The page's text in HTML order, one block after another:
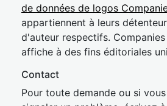
de données de logos
appartiennent à leurs
d'auteur respectifs.
affiche à des fins éditoriales
Contact
Pour toute demande ou si